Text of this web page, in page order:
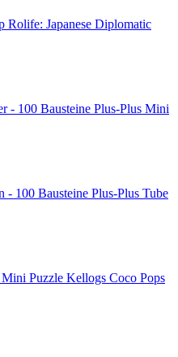
Rolife: Japanese Diplomatic
Plus-Plus Mini
Plus-Plus Tube
Mini Puzzle Kellogs Coco Pops